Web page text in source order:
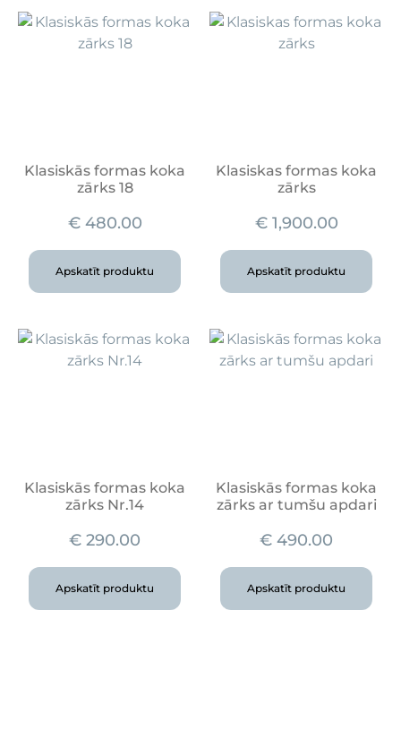
Klasiskās formas koka
zārks 18
€480.00
Apskatīt produktu
Klasiskas formas koka
zārks
€1,900.00
Apskatīt produktu
Klasiskās formas koka
zārks Nr.14
€ 290.00
Apskatīt produktu
Klasiskās formas koka
zārks ar tumšu apdari
€ 490.00
Apskatīt produktu